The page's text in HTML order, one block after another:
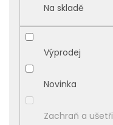
ů
Na skladě
Výprodej
Novinka
Zachraň a ušetři